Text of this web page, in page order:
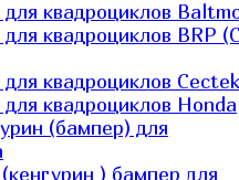
квадроциклов
квадроциклов BRP
квадроциклов Cectek
квадроциклов Honda
(бампер) для
) бампер для